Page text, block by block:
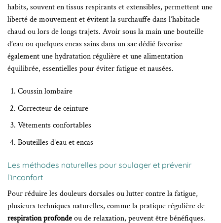
habits, souvent en tissus respirants et extensibles, permettent une
liberté de mouvement et évitent la surchauffe dans l’habitacle
chaud ou lors de longs trajets. Avoir sous la main une bouteille
d’eau ou quelques encas sains dans un sac dédié favorise
également une hydratation régulière et une alimentation
équilibrée, essentielles pour éviter fatigue et nausées.
Coussin lombaire
Correcteur de ceinture
Vêtements confortables
Bouteilles d’eau et encas
Les méthodes naturelles pour soulager et prévenir
l’inconfort
Pour réduire les douleurs dorsales ou lutter contre la fatigue,
plusieurs techniques naturelles, comme la pratique régulière de
respiration profondeou de relaxation, peuvent être bénéfiques.